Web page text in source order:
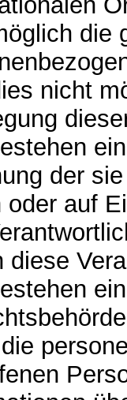
die
nicht
der
oder auf
diese